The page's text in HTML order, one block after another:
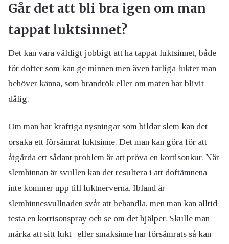
Går det att bli bra igen om man
tappat luktsinnet?
Det kan vara väldigt jobbigt att ha tappat luktsinnet, både
för dofter som kan ge minnen men även farliga lukter man
behöver känna, som brandrök eller om maten har blivit
dålig.
Om man har kraftiga nysningar som bildar slem kan det
orsaka ett försämrat luktsinne. Det man kan göra för att
åtgärda ett sådant problem är att pröva en kortisonkur. När
slemhinnan är svullen kan det resultera i att doftämnena
inte kommer upp till luktnerverna. Ibland är
slemhinnesvullnaden svår att behandla, men man kan alltid
testa en kortisonspray och se om det hjälper. Skulle man
märka att sitt lukt- eller smaksinne har försämrats så kan